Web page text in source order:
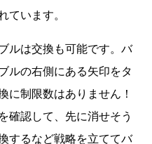
ています。
ルは交換も可能です。バ
ルの右側にある矢印をタ
に制限数はありません！
確認して、先に消せそう
するなど戦略を立ててバ